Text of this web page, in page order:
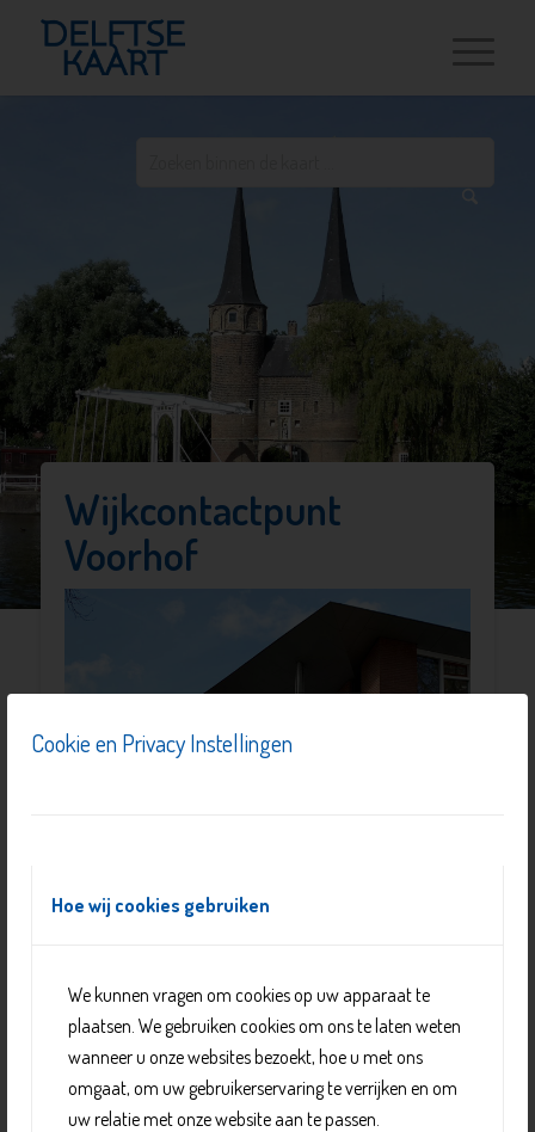
Cookie en Privacy Instellingen
Hoe wij cookies gebruiken
We kunnen vragen om cookies op uw apparaat te
plaatsen. We gebruiken cookies om ons te laten weten
wanneer u onze websites bezoekt, hoe u met ons
omgaat, om uw gebruikerservaring te verrijken en om
uw relatie met onze website aan te passen.
Wijkcontactpunt
Voorhof
Bij de wijkcontactpunten van Delft voor Elkaar kun je
terecht met allerlei sociale en praktische vragen. Dit kan
om jezelf gaan maar ook over je kind, buren of een
familielid.
Je krijgt er persoonlijk advies en de medewerkers